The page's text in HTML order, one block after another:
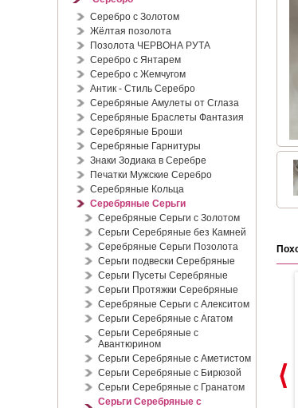
Серебро с Золотом
Жёлтая позолота
Позолота ЧЕРВОНА РУТА
Серебро с Янтарем
Серебро с Жемчугом
Антик - Стиль Серебро
Серебряные Амулеты от Сглаза
Серебряные Браслеты Фантазия
Серебряные Броши
Серебряные Гарнитуры
Знаки Зодиака в Серебре
Печатки Мужские Серебро
Серебряные Кольца
Серебряные Серьги
Серебряные Серьги с Золотом
Серьги Серебряные без Камней
Серебряные Серьги Позолота
Серьги подвески Серебряные
Серьги Пусеты Серебряные
Серьги Протяжки Серебряные
Серебряные Серьги с Алекситом
Серьги Серебряные с Агатом
Серьги Серебряные с
Авантюрином
Серьги Серебряные с Аметистом
Серьги Серебряные с Бирюзой
Серьги Серебряные с Гранатом
Серьги Серебряные с